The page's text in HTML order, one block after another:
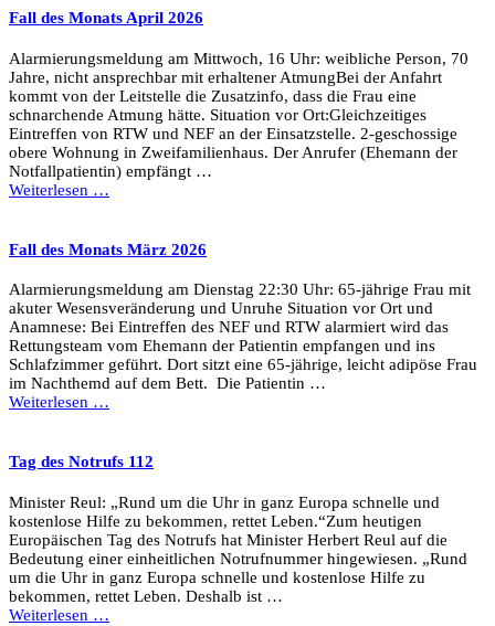
Fall des Monats April 2026
Alarmierungsmeldung am Mittwoch, 16 Uhr: weibliche Person, 70
Jahre, nicht ansprechbar mit erhaltener AtmungBei der Anfahrt
kommt von der Leitstelle die Zusatzinfo, dass die Frau eine
schnarchende Atmung hätte. Situation vor Ort:Gleichzeitiges
Eintreffen von RTW und NEF an der Einsatzstelle. 2-geschossige
obere Wohnung in Zweifamilienhaus. Der Anrufer (Ehemann der
Notfallpatientin) empfängt …
Weiterlesen …
Fall des Monats März 2026
Alarmierungsmeldung am Dienstag 22:30 Uhr: 65-jährige Frau mit
akuter Wesensveränderung und Unruhe Situation vor Ort und
Anamnese: Bei Eintreffen des NEF und RTW alarmiert wird das
Rettungsteam vom Ehemann der Patientin empfangen und ins
Schlafzimmer geführt. Dort sitzt eine 65-jährige, leicht adipöse Frau
im Nachthemd auf dem Bett. Die Patientin …
Weiterlesen …
Tag des Notrufs 112
Minister Reul: „Rund um die Uhr in ganz Europa schnelle und
kostenlose Hilfe zu bekommen, rettet Leben.“Zum heutigen
Europäischen Tag des Notrufs hat Minister Herbert Reul auf die
Bedeutung einer einheitlichen Notrufnummer hingewiesen. „Rund
um die Uhr in ganz Europa schnelle und kostenlose Hilfe zu
bekommen, rettet Leben. Deshalb ist …
Weiterlesen …